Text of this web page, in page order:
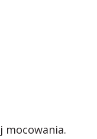
mocowania.